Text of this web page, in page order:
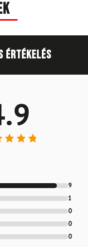
értékelés
9
1
0
0
0